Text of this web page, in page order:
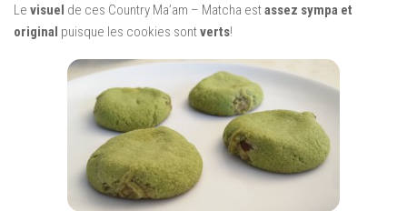
Le visuel de ces Country Ma’am – Matcha estassez sympa et
original puisque les cookies sontverts!